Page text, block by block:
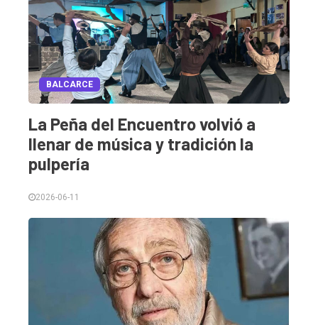
BALCARCE
La Peña del Encuentro volvió a
llenar de música y tradición la
pulpería
2026-06-11